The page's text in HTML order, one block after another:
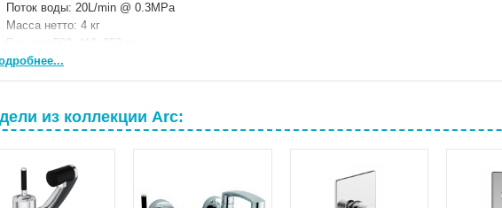
Поток воды: 20L/min @ 0.3MPa
Масса нетто: 4 кг
Размер: 500x410x250 мм
из коллекции Arc: